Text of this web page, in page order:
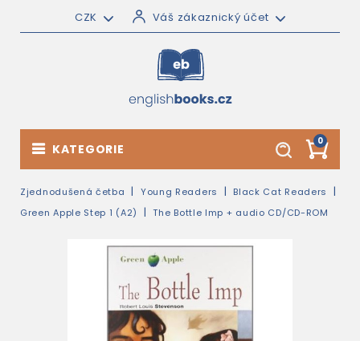
CZK Váš zákaznický účet
0
KATEGORIE
Zjednodušená četba Young Readers
Black Cat Readers
Green Apple Step 1 (A2)
The Bottle Imp + audio CD/CD-ROM